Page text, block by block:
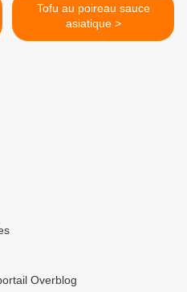
Tofu au poireau sauce
asiatique >
Overblog